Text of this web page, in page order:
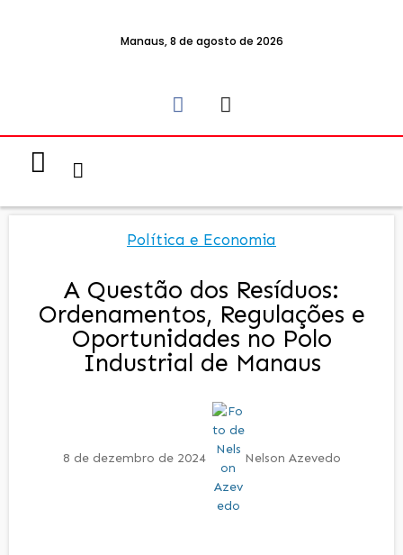
Manaus, 8 de agosto de 2026
Política e Economia
A Questão dos Resíduos:
Ordenamentos, Regulações e
Oportunidades no Polo
Industrial de Manaus
8 de dezembro de 2024 Nelson Azevedo